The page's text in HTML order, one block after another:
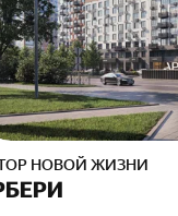
НОВОЙ ЖИЗНИ